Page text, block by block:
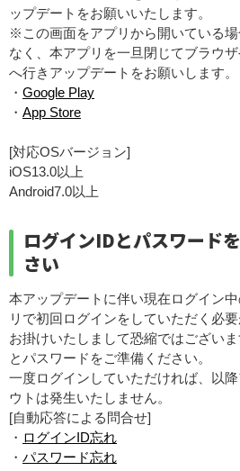
ップデートをお願いいたします。
※この画面をアプリから開いている
なく、本アプリを一旦閉じてブラウ
へ行きアップデートをお願いします。
・ Google Play
・ App Store
[対応OSバージョン]
iOS13.0以上
Android7.0以上
ログインIDとパスワード
さい
本アップデートに伴い現在ログイン
リで初回ログインをしていただく必
お掛けいたしまして恐縮ではござい
とパスワードをご準備ください。
一度ログインしていただければ、以
ウトは発生いたしません。
[自動応答による問合せ]
・ ログインID忘れ
・ パスワード忘れ